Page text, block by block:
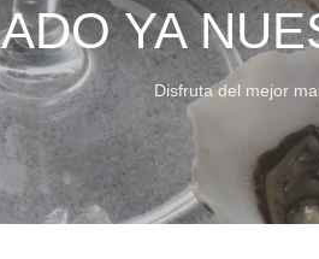
YA
Disfruta del mejor